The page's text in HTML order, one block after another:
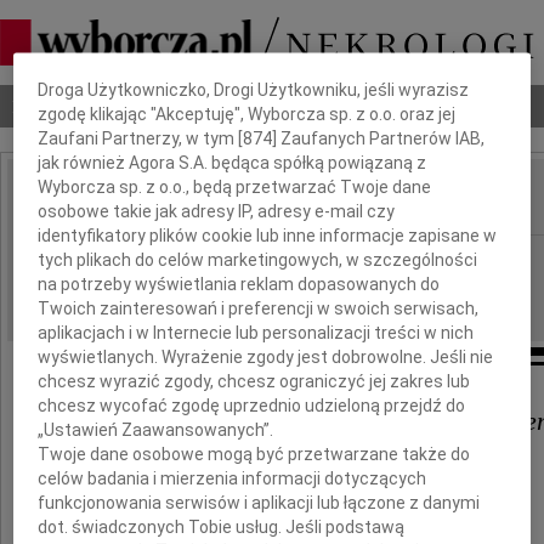
Nekrologi Odeszli Poradnik pogrzebowy
IMIĘ I NAZWISKO:
REGION: Lublin
DATA EMISJI: 20.04.2010
Dr. n. med. Robertowi
wyrazy głębokiego żalu i współczucia
z powodu śmierci
Dbamy o Twoją prywatność
Droga Użytkowniczko, Drogi Użytkowniku, jeśli wyrazisz
zgodę klikając "Akceptuję", Wyborcza sp. z o.o. oraz jej
Zaufani Partnerzy, w tym [874 ] Zaufanych Partnerów IAB,
jak również Agora S.A. będąca spółką powiązaną z
Wyborcza sp. z o.o., będą przetwarzać Twoje dane
osobowe takie jak adresy IP, adresy e-mail czy
identyfikatory plików cookie lub inne informacje zapisane w
tych plikach do celów marketingowych, w szczególności
na potrzeby wyświetlania reklam dopasowanych do
Twoich zainteresowań i preferencji w swoich serwisach,
aplikacjach i w Internecie lub personalizacji treści w nich
wyświetlanych. Wyrażenie zgody jest dobrowolne. Jeśli nie
chcesz wyrazić zgody, chcesz ograniczyć jej zakres lub
chcesz wycofać zgodę uprzednio udzieloną przejdź do
„Ustawień Zaawansowanych”.
Twoje dane osobowe mogą być przetwarzane także do
celów badania i mierzenia informacji dotyczących
funkcjonowania serwisów i aplikacji lub łączone z danymi
dot. świadczonych Tobie usług. Jeśli podstawą